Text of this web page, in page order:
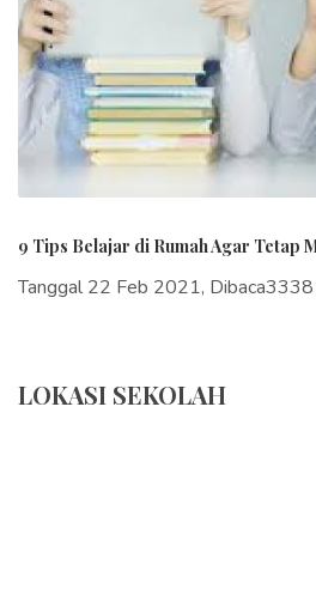
9 Tips Belajar di Rumah Agar Tetap
Tanggal 22 Feb 2021, Dibaca3338
LOKASI SEKOLAH